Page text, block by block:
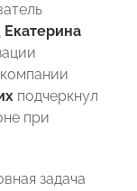
Екатерина
подчеркнул
при
задача